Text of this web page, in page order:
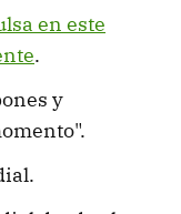
en este
.
y